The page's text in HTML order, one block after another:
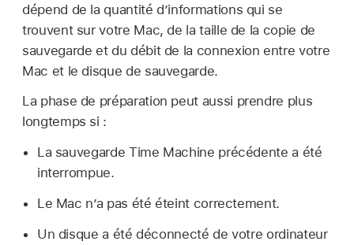
dépend de la quantité d’informations qui se
trouvent sur votre Mac, de la taille de la copie de
sauvegarde et du débit de la connexion entre votre
Mac et le disque de sauvegarde.
La phase de préparation peut aussi prendre plus
longtemps si :
La sauvegarde Time Machine précédente a été
interrompue.
Le Mac n’a pas été éteint correctement.
Un disque a été déconnecté de votre ordinateur